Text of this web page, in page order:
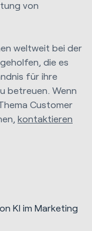
von
weltweit bei der
die es
für ihre
betreuen. Wenn
Customer
kontaktieren
KI im Marketing